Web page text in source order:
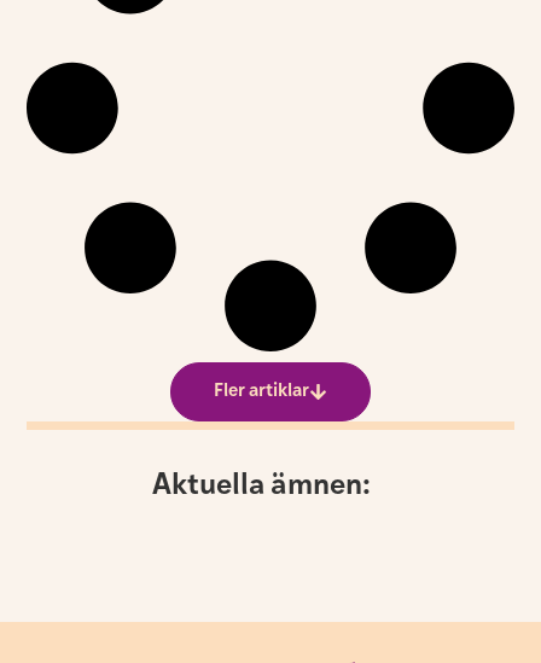
Fler artiklar
Aktuella ämnen: